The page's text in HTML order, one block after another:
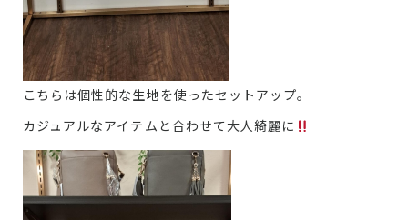
こちらは個性的な生地を使ったセットアップ。
カジュアルなアイテムと合わせて大人綺麗に